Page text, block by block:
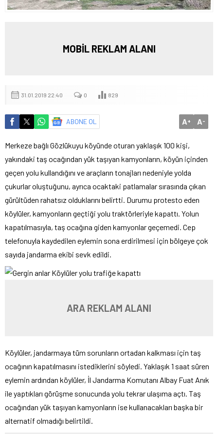
MOBİL REKLAM ALANI
31.01.2019 22:40 0 829
ABONE OL A+ A-
Merkeze bağlı Gözlükuyu köyünde oturan yaklaşık 100 kişi,
yakındaki taş ocağından yük taşıyan kamyonların, köyün içinden
geçen yolu kullandığını ve araçların tonajları nedeniyle yolda
çukurlar oluştuğunu, ayrıca ocaktaki patlamalar sırasında çıkan
gürültüden rahatsız olduklarını belirtti. Durumu protesto eden
köylüler, kamyonların geçtiği yolu traktörleriyle kapattı. Yolun
kapatılmasıyla, taş ocağına giden kamyonlar geçemedi. Cep
telefonuyla kaydedilen eylemin sona erdirilmesi için bölgeye çok
sayıda jandarma ekibi sevk edildi.
ARA REKLAM ALANI
Köylüler, jandarmaya tüm sorunların ortadan kalkması için taş
ocağının kapatılmasını istediklerini söyledi. Yaklaşık 1 saat süren
eylemin ardından köylüler, İl Jandarma Komutanı Albay Fuat Anık
ile yaptıkları görüşme sonucunda yolu tekrar ulaşıma açtı. Taş
ocağından yük taşıyan kamyonların ise kullanacakları başka bir
alternatif olmadığı belirtildi.